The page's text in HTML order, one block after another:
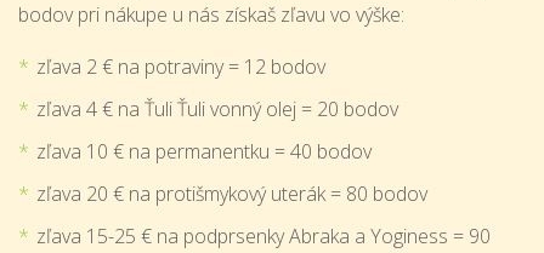
bodov pri nákupe u nás získaš zľavu vo výške:
zľava 2 € na potraviny = 12 bodov
zľava 4 € na Ťuli Ťuli vonný olej = 20 bodov
zľava 10 € na permanentku = 40 bodov
zľava 20 € na protišmykový uterák = 80 bodov
zľava 15-25 € na podprsenky Abraka a Yoginess = 90